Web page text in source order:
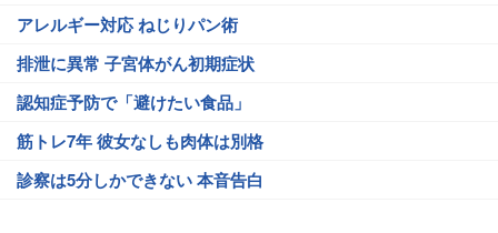
アレルギー対応 ねじりパン術
排泄に異常 子宮体がん初期症状
認知症予防で「避けたい食品」
筋トレ7年 彼女なしも肉体は別格
診察は5分しかできない 本音告白